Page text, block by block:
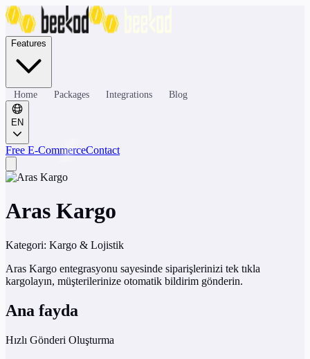
Features
Home Packages Integrations Blog
EN
Free E-CommerceContact
Aras Kargo
Kategori: Kargo & Lojistik
Aras Kargo entegrasyonu sayesinde siparişlerinizi tek tıkla
kargolayın, müşterilerinize otomatik bildirim gönderin.
Ana fayda
Hızlı Gönderi Oluşturma